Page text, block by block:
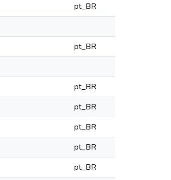
pt_BR
pt_BR
pt_BR
pt_BR
pt_BR
pt_BR
pt_BR